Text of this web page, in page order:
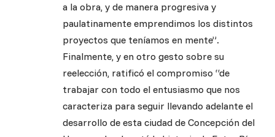
a la obra, y de manera progresiva y
paulatinamente emprendimos los distintos
proyectos que teníamos en mente”.
Finalmente, y en otro gesto sobre su
reelección, ratificó el compromiso “de
trabajar con todo el entusiasmo que nos
caracteriza para seguir llevando adelante el
desarrollo de esta ciudad de Concepción del